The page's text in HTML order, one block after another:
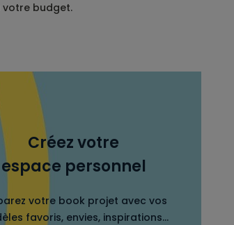
votre budget.
Créez votre
espace personnel
votre book projet avec vos
favoris, envies, inspirations…